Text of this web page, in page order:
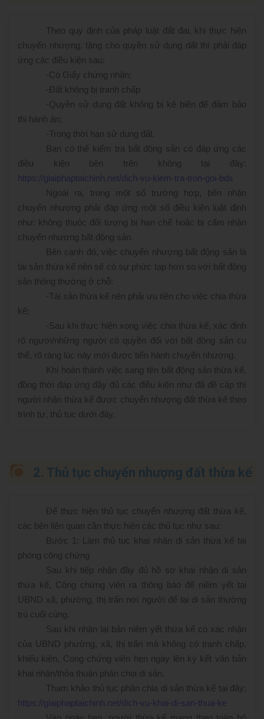
Theo quy định của pháp luật đất đai, khi thực hiện
chuyển nhượng, tặng cho quyền sử dụng dất thì phải đáp
ứng các điều kiện sau:
-Có Giấy chứng nhận;
-Đất không bị tranh chấp
-Quyền sử dụng đất không bị kê biên để đảm bảo
thi hành án;
-Trong thời hạn sử dụng đất.
Bạn có thể kiểm tra bất động sản có đáp ứng các
điều kiện bên trên không tại đây:
https://giaiphaptaichinh.net/dich-vu-kiem-tra-tron-goi-bds
Ngoài ra, trong một số trường hợp, bên nhận
chuyển nhượng phải đáp ứng một số điều kiện luật định
như: không thuộc đối tượng bị hạn chế hoặc bị cấm nhận
chuyển nhượng bất động sản.
Bên cạnh đó, việc chuyển nhượng bất động sản là
tài sản thừa kế nên sẽ có sự phức tạp hơn so với bất động
sản thông thường ở chỗ:
-Tài sản thừa kế nên phải ưu tiên cho việc chia thừa
kế;
-Sau khi thực hiện xong việc chia thừa kế, xác định
rõ người/những người có quyền đối với bất động sản cụ
thể, rõ ràng lúc này mới được tiến hành chuyển nhượng.
Khi hoàn thành việc sang tên bất động sản thừa kế,
đồng thời đáp ứng đầy đủ các điều kiện như đã đề cập thì
người nhận thừa kế được chuyển nhượng đất thừa kế theo
trình tự, thủ tục dưới đây.
2. Thủ tục chuyển nhượng đất thừa kế
Để thực hiện thủ tục chuyển nhượng đất thừa kế,
các bên liên quan cần thực hiện các thủ tục như sau:
Bước 1: Làm thủ tục khai nhận di sản thừa kế tại
phòng công chứng
Sau khi tiếp nhận đầy đủ hồ sơ khai nhận di sản
thừa kế, Công chứng viên ra thông báo để niêm yết tại
UBND xã, phường, thị trấn nơi người để lại di sản thường
trú cuối cùng.
Sau khi nhận lại bản niêm yết thừa kế có xác nhận
của UBND phường, xã, thị trấn mà không có tranh chấp,
khiếu kiện, Cong chứng viên hẹn ngày lên ký kết văn bản
khai nhận/thỏa thuận phân chia di sản.
Tham khảo thủ tục phân chia di sản thừa kế tại đây:
https://giaiphaptaichinh.net/dich-vu-khai-di-san-thua-ke